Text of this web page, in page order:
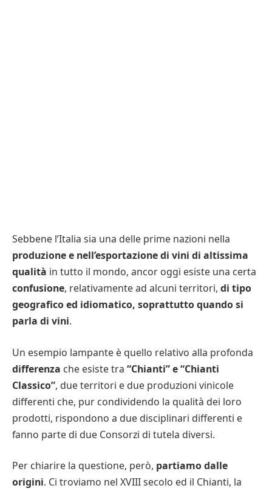
Sebbene l’Italia sia una delle prime nazioni nella
produzione e nell’esportazione di vini di altissima
qualità in tutto il mondo, ancor oggi esiste una certa
confusione, relativamente ad alcuni territori, di tipo
geografico ed idiomatico, soprattutto quando si
parla di vini.
Un esempio lampante è quello relativo alla profonda
differenza che esiste tra “Chianti” e “Chianti
Classico”, due territori e due produzioni vinicole
differenti che, pur condividendo la qualità dei loro
prodotti, rispondono a due disciplinari differenti e
fanno parte di due Consorzi di tutela diversi.
Per chiarire la questione, però, partiamo dalle
origini. Ci troviamo nel XVIII secolo ed il Chianti, la